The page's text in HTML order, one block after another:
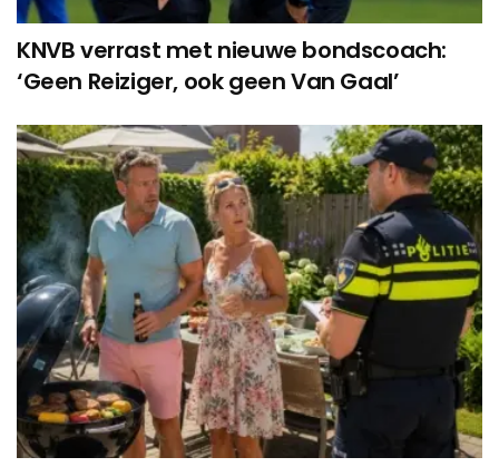
KNVB verrast met nieuwe bondscoach:
‘Geen Reiziger, ook geen Van Gaal’